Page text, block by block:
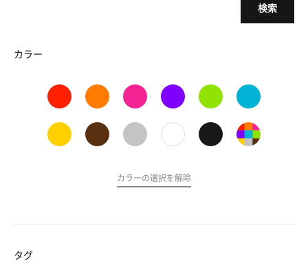
検索
カラー
カラーの選択を解除
タグ